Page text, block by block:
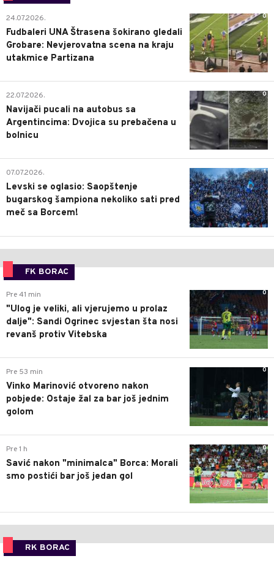
0
24.07.2026.
Fudbaleri UNA Štrasena šokirano gledali
Grobare: Nevjerovatna scena na kraju
utakmice Partizana
0
22.07.2026.
Navijači pucali na autobus sa
Argentincima: Dvojica su prebačena u
bolnicu
1
07.07.2026.
Levski se oglasio: Saopštenje
bugarskog šampiona nekoliko sati pred
meč sa Borcem!
FK BORAC
0
Pre 41 min
"Ulog je veliki, ali vjerujemo u prolaz
dalje": Sandi Ogrinec svjestan šta nosi
revanš protiv Vitebska
0
Pre 53 min
Vinko Marinović otvoreno nakon
pobjede: Ostaje žal za bar još jednim
golom
0
Pre 1 h
Savić nakon "minimalca" Borca: Morali
smo postići bar još jedan gol
RK BORAC